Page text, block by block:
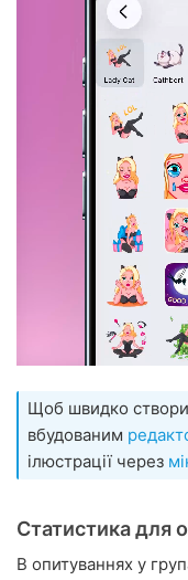
Щоб швидко
вбудованим
ілюстрації через
Статистика для
В опитуваннях у